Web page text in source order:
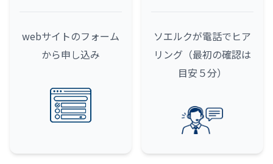
webサイトのフォーム
から申し込み
ソエルクが電話でヒア
リング（最初の確認は
目安５分）